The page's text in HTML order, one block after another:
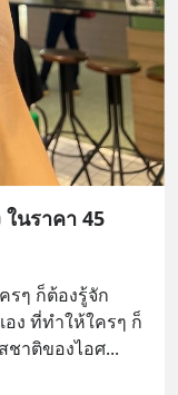
นราคา 45
รๆ ก็ต้องรู้จัก
ง ที่ทำให้ใครๆ ก็
ชาติของไอศ